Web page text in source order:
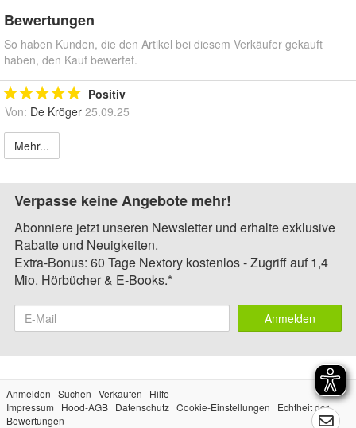
Bewertungen
So haben Kunden, die den Artikel bei diesem Verkäufer gekauft
haben, den Kauf bewertet.
Positiv
Von: De Kröger 25.09.25
Mehr...
Verpasse keine Angebote mehr!
Abonniere jetzt unseren Newsletter und erhalte exklusive
Rabatte und Neuigkeiten.
Extra-Bonus: 60 Tage Nextory kostenlos - Zugriff auf 1,4
Mio. Hörbücher & E-Books.*
Anmelden
Anmelden Suchen Verkaufen
Hilfe
Impressum
Hood-AGB Datenschutz Cookie-Einstellungen
Echtheit der
Bewertungen